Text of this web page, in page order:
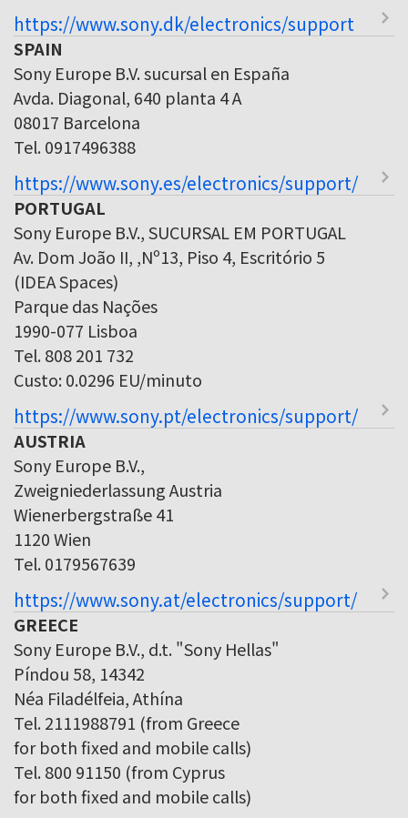
https://www.sony.dk/electronics/support
SPAIN
Sony Europe B.V. sucursal en España
Avda. Diagonal, 640 planta 4 A
08017 Barcelona
Tel. 0917496388
https://www.sony.es/electronics/support/
PORTUGAL
Sony Europe B.V., SUCURSAL EM PORTUGAL
Av. Dom João II, ,Nº13, Piso 4, Escritório 5
(IDEA Spaces)
Parque das Nações
1990-077 Lisboa
Tel. 808 201 732
Custo: 0.0296 EU/minuto
https://www.sony.pt/electronics/support/
AUSTRIA
Sony Europe B.V.,
Zweigniederlassung Austria
Wienerbergstraße 41
1120 Wien
Tel. 0179567639
https://www.sony.at/electronics/support/
GREECE
Sony Europe B.V., d.t. "Sony Hellas"
Píndou 58, 14342
Néa Filadélfeia, Athína
Tel. 2111988791 (from Greece
for both fixed and mobile calls)
Tel. 800 91150 (from Cyprus
for both fixed and mobile calls)